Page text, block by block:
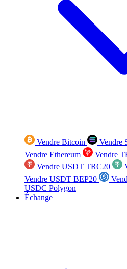
Vendre Bitcoin Vendre
Vendre Ethereum
Vendre
Vendre USDT TRC20
Vendre USDT BEP20
USDC Polygon
Échange